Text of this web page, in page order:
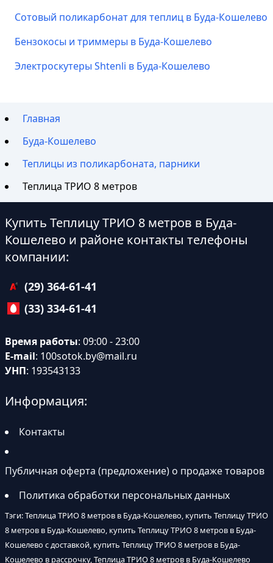
Сотовый поликарбонат для теплиц в Буда-Кошелево
Бензокосы и триммеры в Буда-Кошелево
Электроскутеры Shtenli в Буда-Кошелево
Главная
Буда-Кошелево
Теплицы из поликарбоната, парники
Теплица ТРИО 8 метров
Купить Теплицу ТРИО 8 метров в Буда-
Кошелево и районе контакты телефоны
компании:
(29) 364-61-41
(33) 334-61-41
Время работы: 09:00 - 23:00
E-mail: 100sotok.by@mail.ru
УНП: 193543133
Информация:
Контакты
Публичная оферта (предложение) о продаже товаров
Политика обработки персональных данных
Тэги: Теплица ТРИО 8 метров в Буда-Кошелево, купить Теплицу ТРИО
8 метров в Буда-Кошелево, купить Теплицу ТРИО 8 метров в Буда-
Кошелево с доставкой, купить Теплицу ТРИО 8 метров в Буда-
Кошелево в рассрочку, Теплица ТРИО 8 метров в Буда-Кошелево